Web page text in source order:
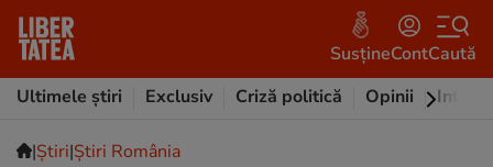
SusțineContCaută
Ultimele știri
Exclusiv Criză politică Opinii
|Ştiri|Știri România